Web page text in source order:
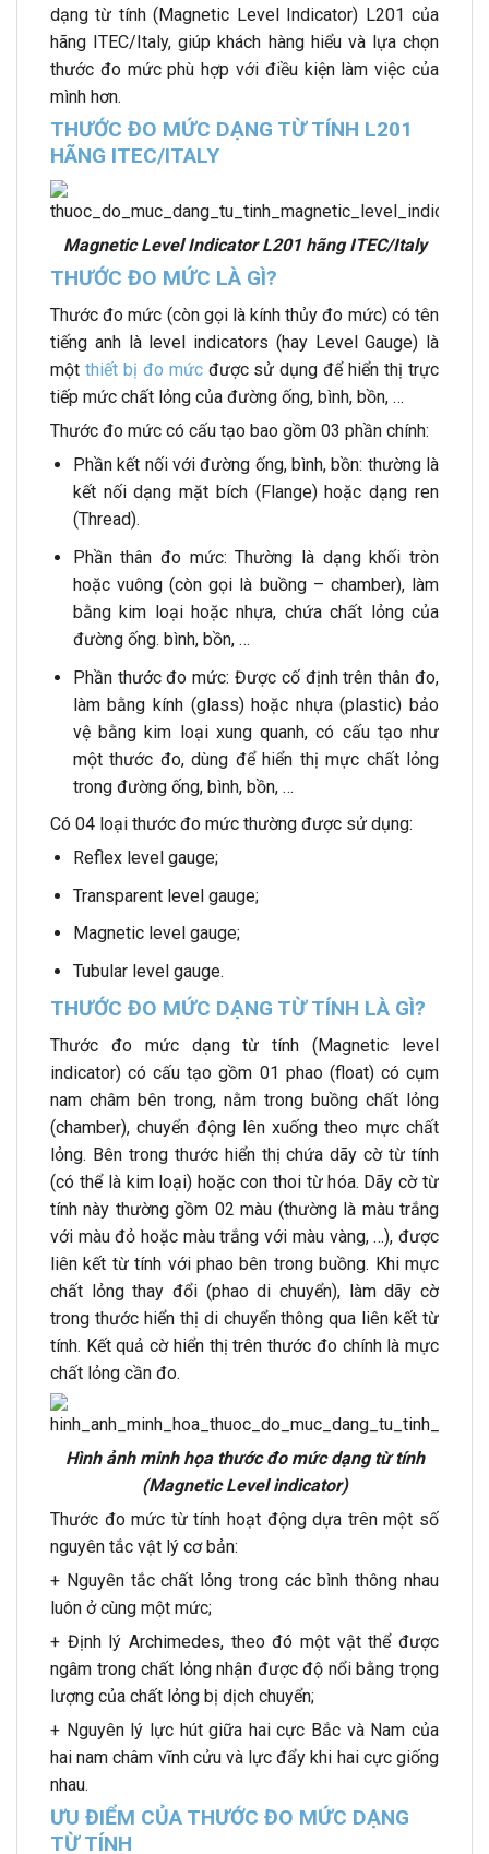
dạng từ tính (Magnetic Level Indicator) L201 của
hãng ITEC/Italy, giúp khách hàng hiểu và lựa chọn
thước đo mức phù hợp với điều kiện làm việc của
mình hơn.
THƯỚC ĐO MỨC DẠNG TỪ TÍNH L201
HÃNG ITEC/ITALY
Magnetic Level Indicator L201 hãng ITEC/Italy
THƯỚC ĐO MỨC LÀ GÌ?
Thước đo mức (còn gọi là kính thủy đo mức) có tên
tiếng anh là level indicators (hay Level Gauge) là
một thiết bị đo mứcđược sử dụng để hiển thị trực
tiếp mức chất lỏng của đường ống, bình, bồn, …
Thước đo mức có cấu tạo bao gồm 03 phần chính:
Phần kết nối với đường ống, bình, bồn: thường là
kết nối dạng mặt bích (Flange) hoặc dạng ren
(Thread).
Phần thân đo mức: Thường là dạng khối tròn
hoặc vuông (còn gọi là buồng – chamber), làm
bằng kim loại hoặc nhựa, chứa chất lỏng của
đường ống. bình, bồn, …
Phần thước đo mức: Được cố định trên thân đo,
làm bằng kính (glass) hoặc nhựa (plastic) bảo
vệ bằng kim loại xung quanh, có cấu tạo như
một thước đo, dùng để hiển thị mực chất lỏng
trong đường ống, bình, bồn, …
Có 04 loại thước đo mức thường được sử dụng:
Reflex level gauge;
Transparent level gauge;
Magnetic level gauge;
Tubular level gauge.
THƯỚC ĐO MỨC DẠNG TỪ TÍNH LÀ GÌ?
Thước đo mức dạng từ tính (Magnetic level
indicator) có cấu tạo gồm 01 phao (float) có cụm
nam châm bên trong, nằm trong buồng chất lỏng
(chamber), chuyển động lên xuống theo mực chất
lỏng. Bên trong thước hiển thị chứa dãy cờ từ tính
(có thể là kim loại) hoặc con thoi từ hóa. Dãy cờ từ
tính này thường gồm 02 màu (thường là màu trắng
với màu đỏ hoặc màu trắng với màu vàng, …), được
liên kết từ tính với phao bên trong buồng. Khi mực
chất lỏng thay đổi (phao di chuyển), làm dãy cờ
trong thước hiển thị di chuyển thông qua liên kết từ
tính. Kết quả cờ hiển thị trên thước đo chính là mực
chất lỏng cần đo.
Hình ảnh minh họa thước đo mức dạng từ tính
(Magnetic Level indicator)
Thước đo mức từ tính hoạt động dựa trên một số
nguyên tắc vật lý cơ bản:
+ Nguyên tắc chất lỏng trong các bình thông nhau
luôn ở cùng một mức;
+ Định lý Archimedes, theo đó một vật thể được
ngâm trong chất lỏng nhận được độ nổi bằng trọng
lượng của chất lỏng bị dịch chuyển;
+ Nguyên lý lực hút giữa hai cực Bắc và Nam của
hai nam châm vĩnh cửu và lực đẩy khi hai cực giống
nhau.
ƯU ĐIỂM CỦA THƯỚC ĐO MỨC DẠNG
TỪ TÍNH